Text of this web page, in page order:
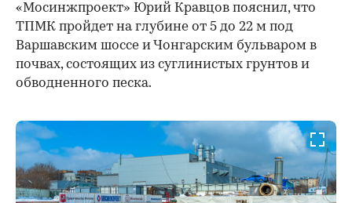
«Мосинжпроект» Юрий Кравцов пояснил, что
ТПМК пройдет на глубине от 5 до 22 м под
Варшавским шоссе и Чонгарским бульваром в
почвах, состоящих из суглинистых грунтов и
обводненного песка.